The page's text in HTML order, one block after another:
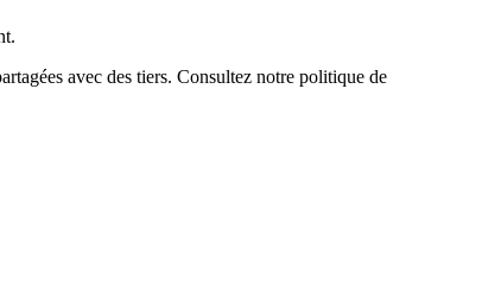
avec des tiers. Consultez notre politique de